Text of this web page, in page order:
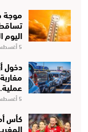
موجة
اليوم
5 أغسطس 2026
5 أغسطس 2026
كأس